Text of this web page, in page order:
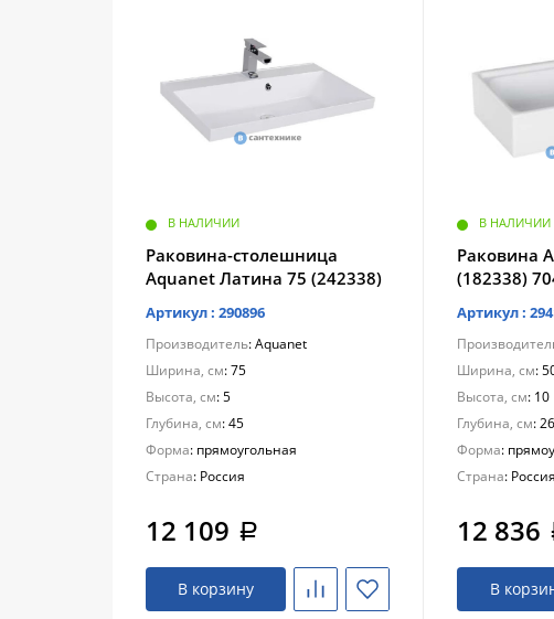
В НАЛИЧИИ
Раковина-столешница
Aquanet Латина 75 (242338)
Артикул : 290896
Производитель: Aquanet
Ширина, см: 75
Высота, см: 5
Глубина, см: 45
Форма: прямоугольная
Страна: Россия
12 109 a
В корзину
В НАЛИЧИИ
Раковина
(182338)
Артикул :
Ширина, см:
Высота, см: 10
Глубина, см:
Форма:
Страна: Россия
12 836
В